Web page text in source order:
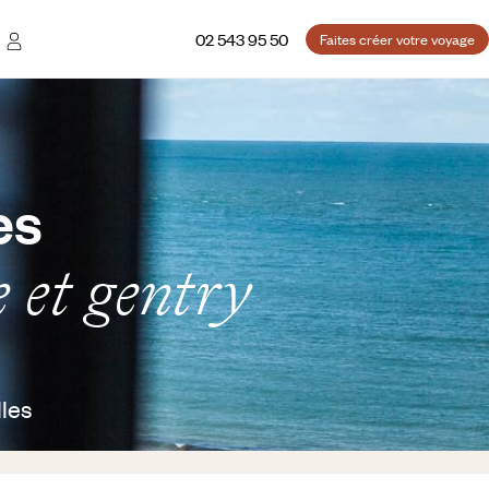
02 543 95 50 Faites créer votre voyage
et gentry